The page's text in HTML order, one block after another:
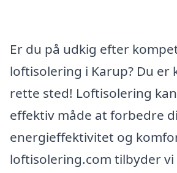
Er du på udkig efter
loftisolering i Karup? Du er
rette sted! Loftisolering
effektiv måde at forbedre
energieffektivitet og
loftisolering.com tilbyder